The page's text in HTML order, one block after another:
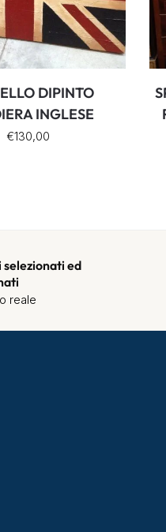
DIPINTO
INGLESE
€130,00
ed
reale